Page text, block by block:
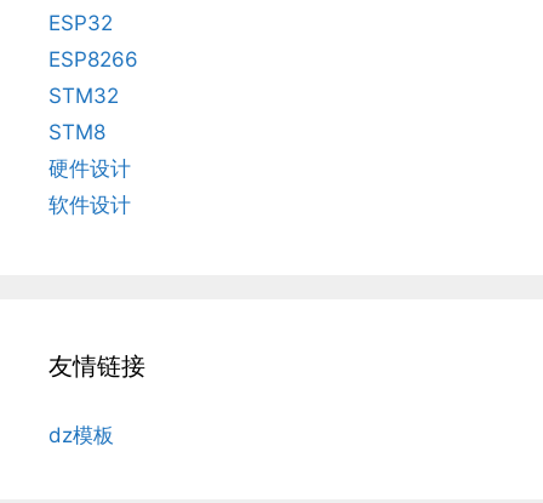
ESP32
ESP8266
STM32
STM8
硬件设计
软件设计
友情链接
dz模板